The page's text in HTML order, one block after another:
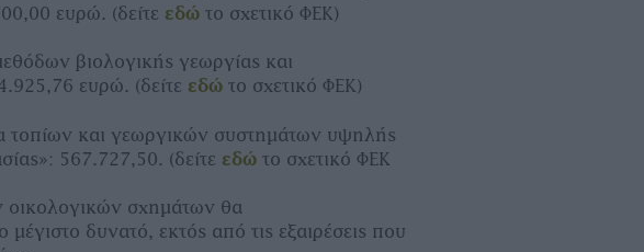
ευρώ. (δείτε εδώ το σχετικό ΦΕΚ)
βιολογικής γεωργίας και
ευρώ. (δείτε εδώ το σχετικό ΦΕΚ)
τοπίων και γεωργικών συστημάτων υψηλής
567.727,50. (δείτε εδώ το σχετικό ΦΕΚ
σχημάτων θα
δυνατό, εκτός από τις εξαιρέσεις που